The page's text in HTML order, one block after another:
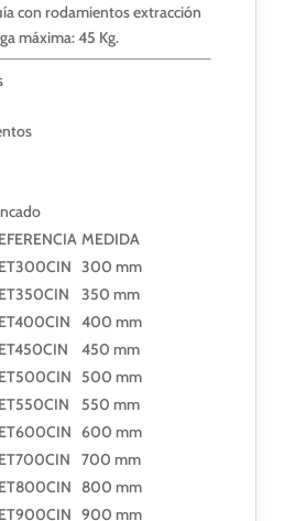
con rodamientos extracción
máxima: 45 Kg.
MEDIDA
300 mm
350 mm
400 mm
450 mm
500 mm
550 mm
600 mm
700 mm
800 mm
900 mm